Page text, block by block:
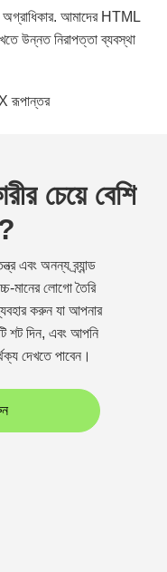
অগ্রাধিকার. আমাদের HTML
উন্নত নিরাপত্তা ব্যবস্থা
চেয়ে বেশি
এবং অনন্য ব্র্যান্ড
মানের লোগো তৈরি
করুন যা আপনার
শট দিন, এবং আপনি
দেখতে পাবেন।